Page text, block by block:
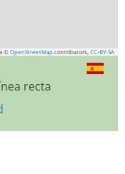
© OpenStreetMap contributors, CC-BY-SA
recta